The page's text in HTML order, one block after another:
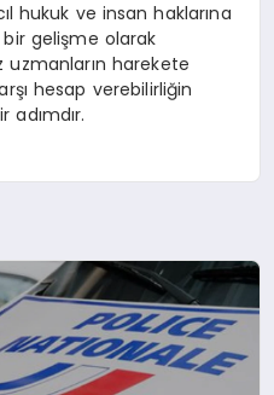
hukuk ve insan haklarına
gelişme olarak
uzmanların harekete
hesap verebilirliğin
adımdır.